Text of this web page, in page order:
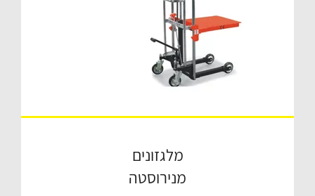
מלגזונים
מנירוסטה